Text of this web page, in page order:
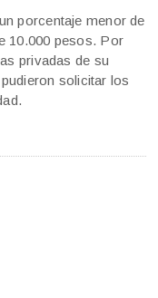
porcentaje menor de
10.000 pesos. Por
privadas de su
solicitar los